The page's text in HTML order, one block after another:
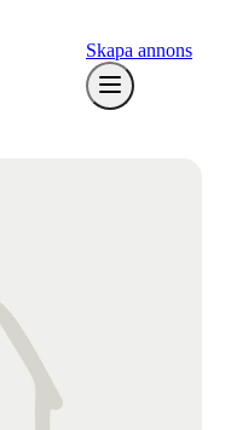
Skapa annons